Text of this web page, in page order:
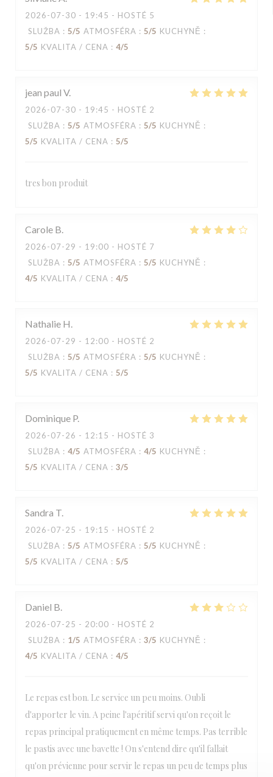
2026-07-30 - 19:45 - HOSTÉ 5
SLUŽBA : 5/5 ATMOSFÉRA : 5/5 KUCHYNĚ :
5/5 KVALITA / CENA : 4/5
jean paul V
2026-07-30 - 19:45 - HOSTÉ 2
SLUŽBA : 5/5 ATMOSFÉRA : 5/5 KUCHYNĚ :
5/5 KVALITA / CENA : 5/5
tres bon produit
Carole B
2026-07-29 - 19:00 - HOSTÉ 7
SLUŽBA : 5/5 ATMOSFÉRA : 5/5 KUCHYNĚ :
4/5 KVALITA / CENA : 4/5
Nathalie H
2026-07-29 - 12:00 - HOSTÉ 2
SLUŽBA : 5/5 ATMOSFÉRA : 5/5 KUCHYNĚ :
5/5 KVALITA / CENA : 5/5
Dominique P
2026-07-26 - 12:15 - HOSTÉ 3
SLUŽBA : 4/5 ATMOSFÉRA : 4/5 KUCHYNĚ :
5/5 KVALITA / CENA : 3/5
Sandra T
2026-07-25 - 19:15 - HOSTÉ 2
SLUŽBA : 5/5 ATMOSFÉRA : 5/5 KUCHYNĚ :
5/5 KVALITA / CENA : 5/5
Daniel B
2026-07-25 - 20:00 - HOSTÉ 2
SLUŽBA : 1/5 ATMOSFÉRA : 3/5 KUCHYNĚ :
4/5 KVALITA / CENA : 4/5
Le repas est bon. Le service un peu moins. Oubli
d'apporter le vin. A peine l'apéritif servi qu'on reçoit le
repas principal pratiquement en même temps. Pas terrible
le pastis avec une bavette ! On s'entend dire qu'il fallait
qu'on prévienne pour servir le repas un peu de temps plus